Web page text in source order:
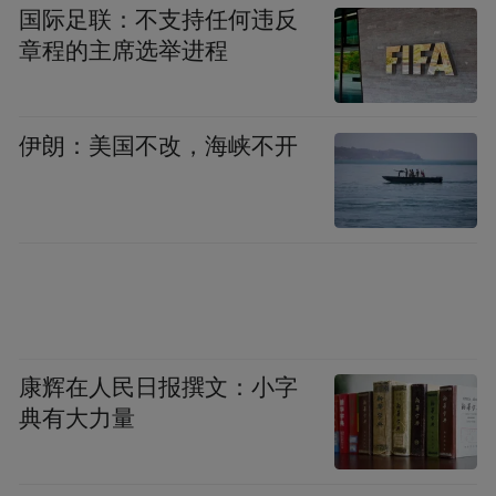
国际足联：不支持任何违反
章程的主席选举进程
伊朗：美国不改，海峡不开
康辉在人民日报撰文：小字
典有大力量